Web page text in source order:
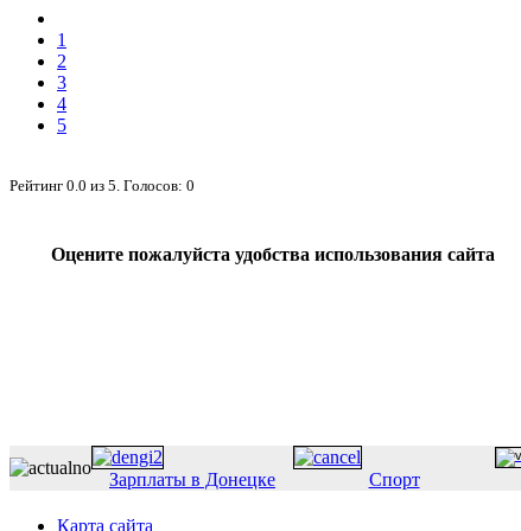
1
2
3
4
5
Рейтинг 0.0 из 5 . Голосов: 0
Оцените пожалуйста удобства использования сайта
Зарплаты в Донецке Спорт
Карта сайта